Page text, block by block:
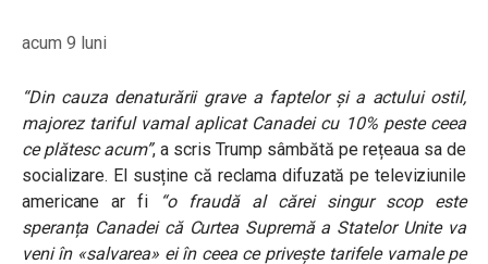
acum 9 luni
“Din cauza denaturării grave a faptelor și a actului ostil,
majorez tariful vamal aplicat Canadei cu 10% peste ceea
ce plătesc acum”, a scris Trump sâmbătă pe rețeaua sa de
socializare. El susține că reclama difuzată pe televiziunile
americane ar fi
“o fraudă al cărei singur scop este
speranța Canadei că Curtea Supremă a Statelor Unite va
veni în «salvarea» ei în ceea ce privește tarifele vamale pe